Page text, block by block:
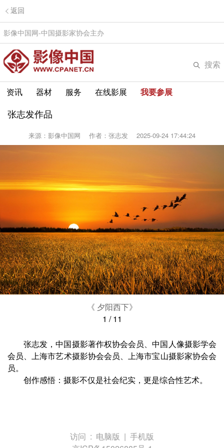
返回
影像中国网-中国摄影家协会主办
搜索
资讯 器材 服务 在线影展 我要参展
张志发作品
来源：影像中国网 作者：张志发 2025-09-24 17:44:24
《 夕阳西下》
1 /11
张志发，中国摄影著作权协会会员、中国人像摄影学会
会员、上海市艺术摄影协会会员、上海市宝山摄影家协会会
员。
创作感悟：摄影不仅是社会纪实，更是综合性艺术。
访问 : 电脑版 | 手机版